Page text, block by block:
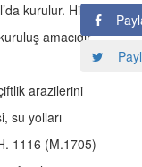
kurulur. Hicaz
amacıdır.
arazilerini
su yolları
1116 (M.1705)